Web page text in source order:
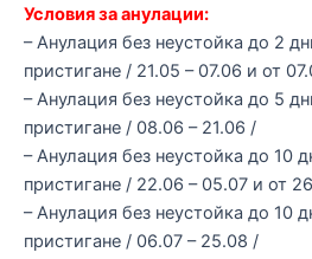
Условия за анулации:
– Анулация без неустойка до 2
пристигане / 21.05 – 07.06 и от
– Анулация без неустойка до 5
пристигане / 08.06 – 21.06 /
– Анулация без неустойка до 10
пристигане / 22.06 – 05.07 и от
– Анулация без неустойка до 10
пристигане / 06.07 – 25.08 /